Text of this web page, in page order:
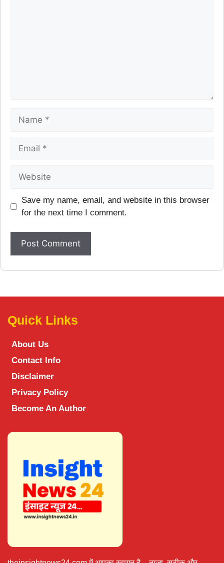
Save my name, email, and website in this browser
for the next time I comment.
Quick Links
About Us
Contact Info
Disclaimer
Privacy Policy
Become An Author